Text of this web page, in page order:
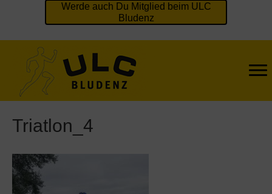
Werde auch Du Mitglied beim ULC
Bludenz
Triatlon_4